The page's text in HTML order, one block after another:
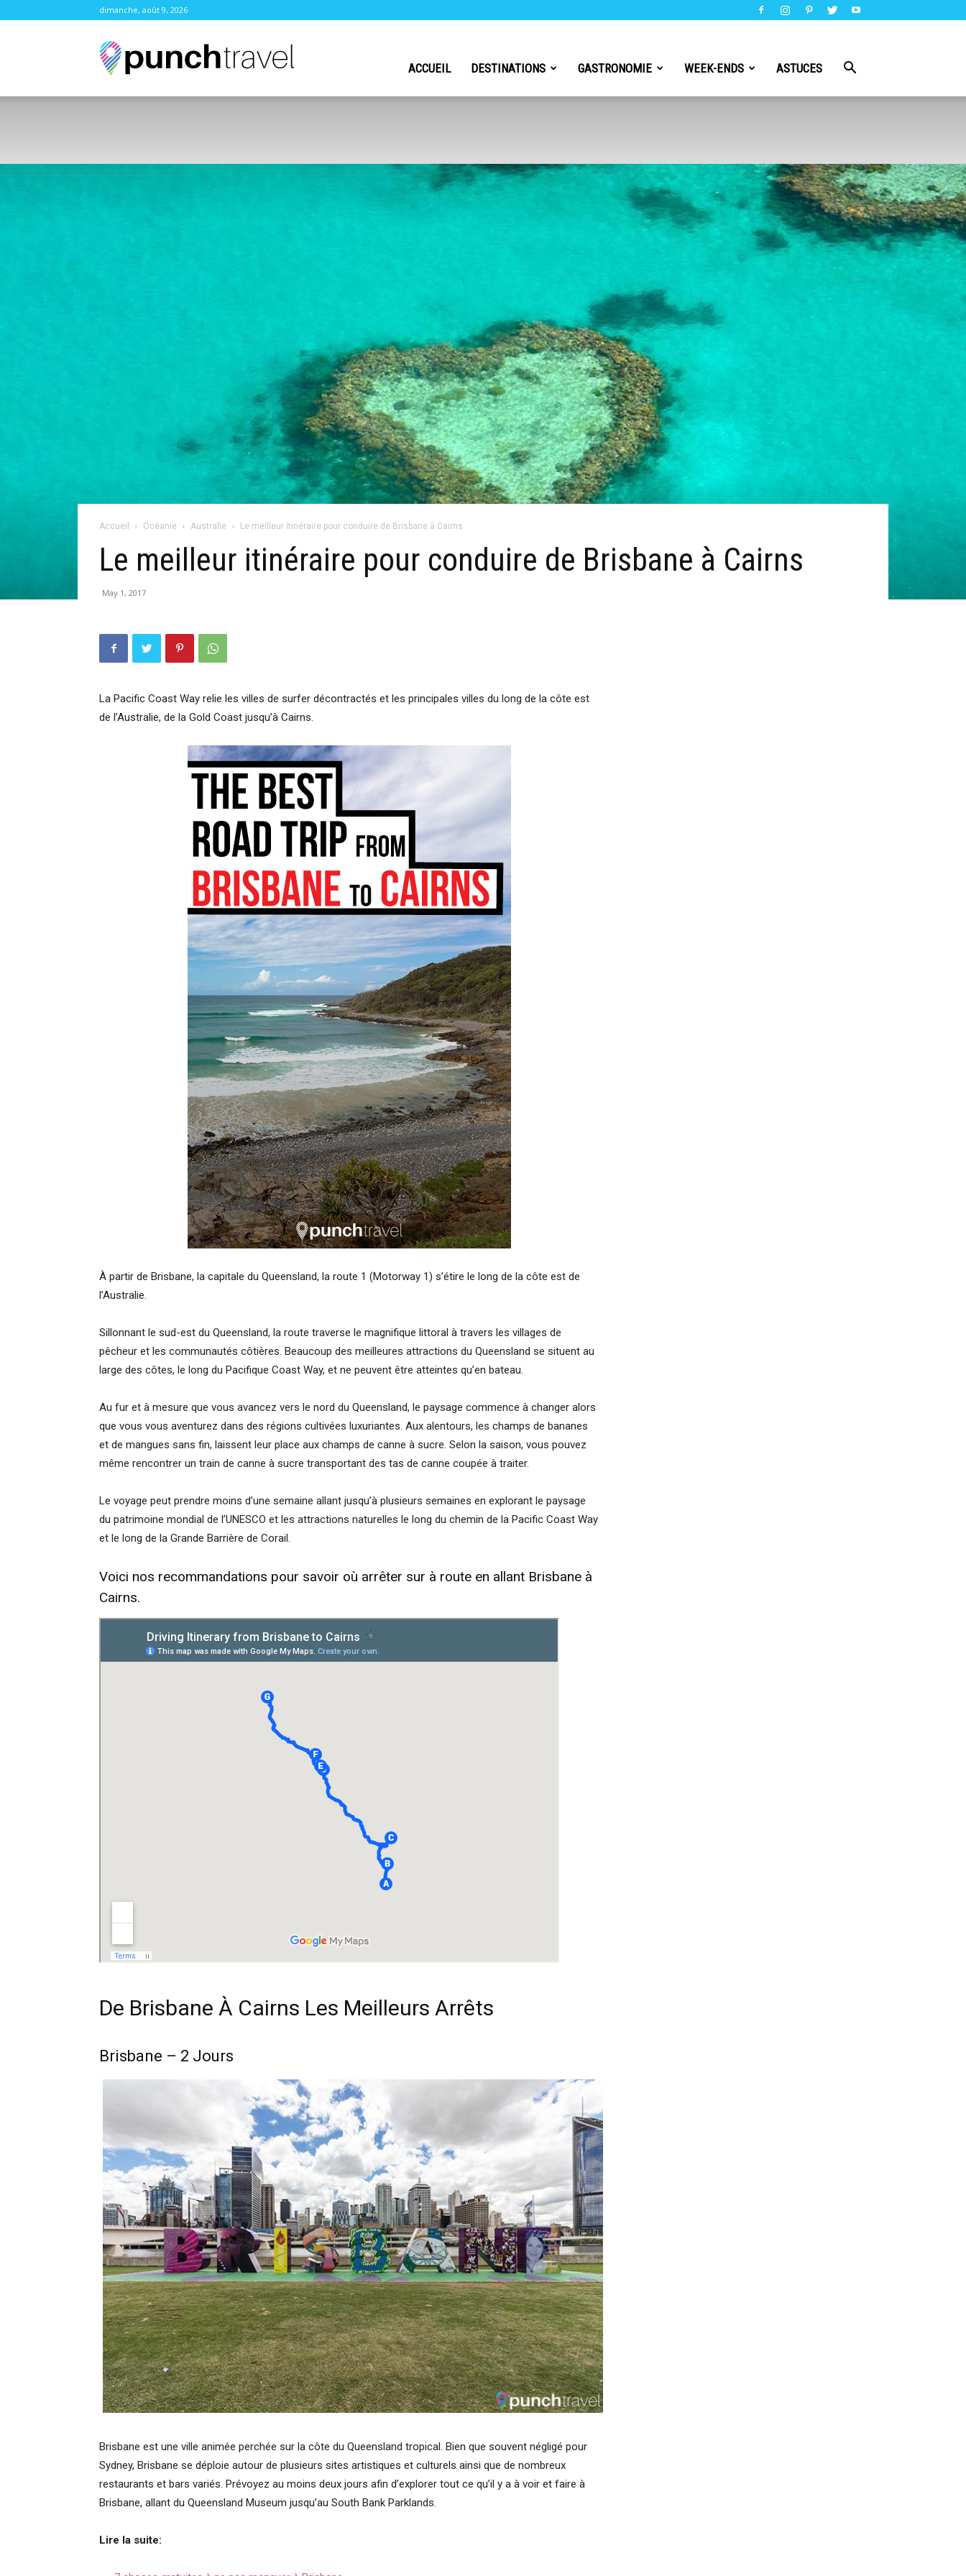
dimanche, août 9, 2026
ACCUEIL DESTINATIONS GASTRONOMIE WEEK-ENDS ASTUCES
Accueil Océanie Australie Le meilleur itinéraire pour conduire de Brisbane à Cairns
Le meilleur itinéraire pour conduire de Brisbane à Cairns
May 1, 2017
La Pacific Coast Way relie les villes de surfer décontractés et les principales villes du long de la côte est
de l’Australie, de la Gold Coast jusqu’à Cairns.
À partir de Brisbane, la capitale du Queensland, la route 1 (Motorway 1) s’étire le long de la côte est de
l’Australie.
Sillonnant le sud-est du Queensland, la route traverse le magnifique littoral à travers les villages de
pêcheur et les communautés côtières. Beaucoup des meilleures attractions du Queensland se situent au
large des côtes, le long du Pacifique Coast Way, et ne peuvent être atteintes qu’en bateau.
Au fur et à mesure que vous avancez vers le nord du Queensland, le paysage commence à changer alors
que vous vous aventurez dans des régions cultivées luxuriantes. Aux alentours, les champs de bananes
et de mangues sans fin, laissent leur place aux champs de canne à sucre. Selon la saison, vous pouvez
même rencontrer un train de canne à sucre transportant des tas de canne coupée à traiter.
Le voyage peut prendre moins d’une semaine allant jusqu’à plusieurs semaines en explorant le paysage
du patrimoine mondial de l’UNESCO et les attractions naturelles le long du chemin de la Pacific Coast Way
et le long de la Grande Barrière de Corail.
Voici nos recommandations pour savoir où arrêter sur à route en allant Brisbane à
Cairns.
De Brisbane À Cairns Les Meilleurs Arrêts
Brisbane – 2 Jours
Brisbane est une ville animée perchée sur la côte du Queensland tropical. Bien que souvent négligé pour
Sydney, Brisbane se déploie autour de plusieurs sites artistiques et culturels ainsi que de nombreux
restaurants et bars variés. Prévoyez au moins deux jours afin d’explorer tout ce qu’il y a à voir et faire à
Brisbane, allant du Queensland Museum jusqu’au South Bank Parklands.
Lire la suite: